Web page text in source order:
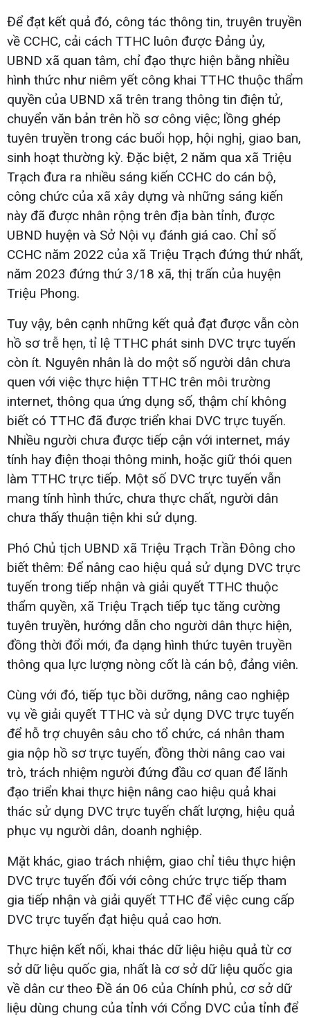
Để đạt kết quả đó, công tác thông tin, truyên truyền
về CCHC, cải cách TTHC luôn được Đảng ủy,
UBND xã quan tâm, chỉ đạo thực hiện bằng nhiều
hình thức như niêm yết công khai TTHC thuộc thẩm
quyền của UBND xã trên trang thông tin điện tử,
chuyển văn bản trên hồ sơ công việc; lồng ghép
tuyên truyền trong các buổi họp, hội nghị, giao ban,
sinh hoạt thường kỳ. Đặc biệt, 2 năm qua xã Triệu
Trạch đưa ra nhiều sáng kiến CCHC do cán bộ,
công chức của xã xây dựng và những sáng kiến
này đã được nhân rộng trên địa bàn tỉnh, được
UBND huyện và Sở Nội vụ đánh giá cao. Chỉ số
CCHC năm 2022 của xã Triệu Trạch đứng thứ nhất,
năm 2023 đứng thứ 3/18 xã, thị trấn của huyện
Triệu Phong.
Tuy vậy, bên cạnh những kết quả đạt được vẫn còn
hồ sơ trễ hẹn, tỉ lệ TTHC phát sinh DVC trực tuyến
còn ít. Nguyên nhân là do một số người dân chưa
quen với việc thực hiện TTHC trên môi trường
internet, thông qua ứng dụng số, thậm chí không
biết có TTHC đã được triển khai DVC trực tuyến.
Nhiều người chưa được tiếp cận với internet, máy
tính hay điện thoại thông minh, hoặc giữ thói quen
làm TTHC trực tiếp. Một số DVC trực tuyến vẫn
mang tính hình thức, chưa thực chất, người dân
chưa thấy thuận tiện khi sử dụng.
Phó Chủ tịch UBND xã Triệu Trạch Trần Đông cho
biết thêm: Để nâng cao hiệu quả sử dụng DVC trực
tuyến trong tiếp nhận và giải quyết TTHC thuộc
thẩm quyền, xã Triệu Trạch tiếp tục tăng cường
tuyên truyền, hướng dẫn cho người dân thực hiện,
đồng thời đổi mới, đa dạng hình thức tuyên truyền
thông qua lực lượng nòng cốt là cán bộ, đảng viên.
Cùng với đó, tiếp tục bồi dưỡng, nâng cao nghiệp
vụ về giải quyết TTHC và sử dụng DVC trực tuyến
để hỗ trợ chuyên sâu cho tổ chức, cá nhân tham
gia nộp hồ sơ trực tuyến, đồng thời nâng cao vai
trò, trách nhiệm người đứng đầu cơ quan để lãnh
đạo triển khai thực hiện nâng cao hiệu quả khai
thác sử dụng DVC trực tuyến chất lượng, hiệu quả
phục vụ người dân, doanh nghiệp.
Mặt khác, giao trách nhiệm, giao chỉ tiêu thực hiện
DVC trực tuyến đối với công chức trực tiếp tham
gia tiếp nhận và giải quyết TTHC để việc cung cấp
DVC trực tuyến đạt hiệu quả cao hơn.
Thực hiện kết nối, khai thác dữ liệu hiệu quả từ cơ
sở dữ liệu quốc gia, nhất là cơ sở dữ liệu quốc gia
về dân cư theo Đề án 06 của Chính phủ, cơ sở dữ
liệu dùng chung của tỉnh với Cổng DVC của tỉnh để